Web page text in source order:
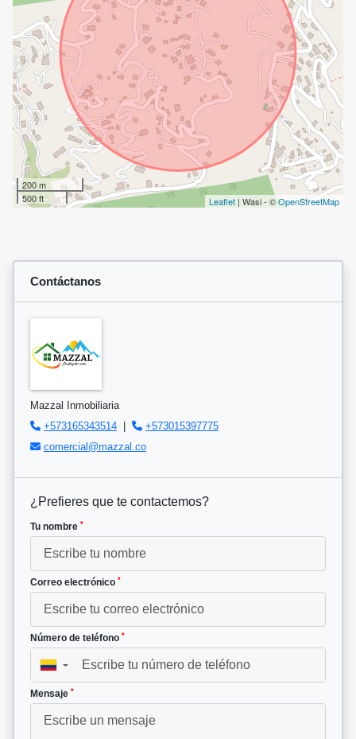
200 m
500 ft
Leaflet | Wasi - ©OpenStreetMap
Contáctanos
Mazzal Inmobiliaria
+573165343514
+573015397775
comercial@mazzal.co
¿Prefieres que te contactemos?
Tu nombre *
Correo electrónico *
Número de teléfono *
▼
Mensaje *